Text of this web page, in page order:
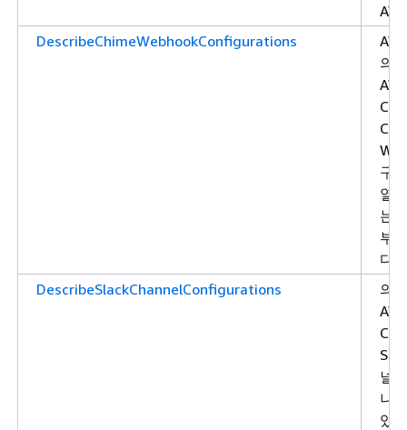
DescribeChimeWebhookConfigurations
의
구
열
는
부
다.
DescribeSlackChannelConfigurations
의
널
나
있